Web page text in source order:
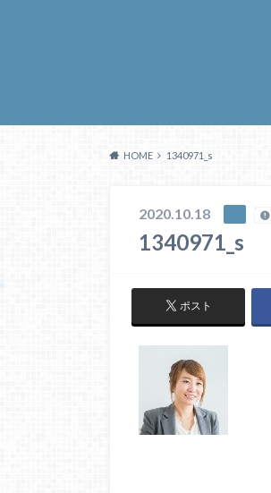
HOME 1340971_s
2020.10.18
1340971_s
ポスト